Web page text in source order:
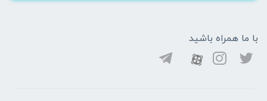
با ما همراه باشید